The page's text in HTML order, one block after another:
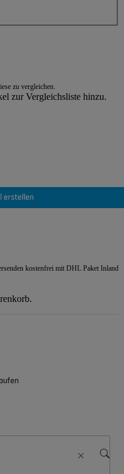
zu vergleichen.
zur Vergleichsliste hinzu.
erstellen
kostenfrei mit DHL Paket Inland